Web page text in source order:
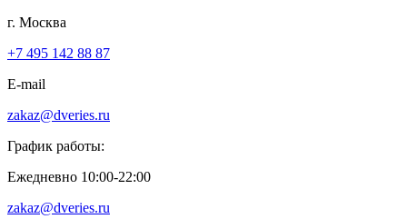
г. Москва
+7 495 142 88 87
E-mail
zakaz@dveries.ru
График работы:
Ежедневно 10:00-22:00
zakaz@dveries.ru